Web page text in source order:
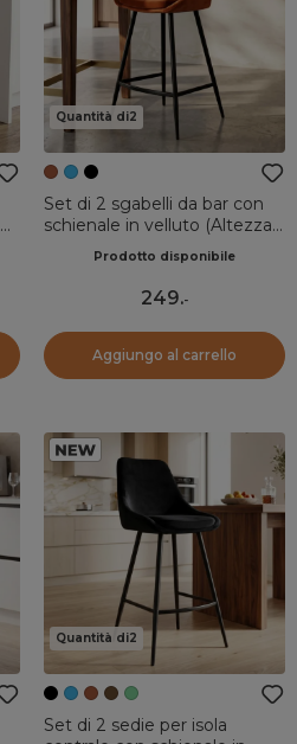
Quantità di2
Set di 2 sgabelli da bar con
schienale in velluto (Altezza
Prodotto disponibile
249.-
Aggiungo al carrello
Quantità di2
Set di 2 sedie per isola